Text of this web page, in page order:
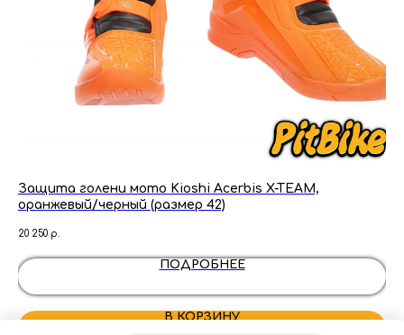
Защита голени мото Kioshi Acerbis X-TEAM,
оранжевый/черный (размер 42)
20 250 р.
ПОДРОБНЕЕ
В КОРЗИНУ